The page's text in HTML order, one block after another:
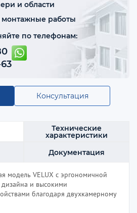
и области
работы
по телефонам:
Консультация
Технические
характеристики
Документация
модель VELUX с эргономичной
и высокими
благодаря двухкамерному